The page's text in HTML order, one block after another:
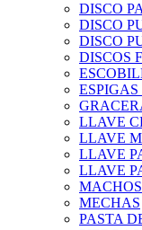
DISCO
DISCO
DISCO
DISCOS
LLAVE
LLAVE
LLAVE
LLAVE
MACHOS
MECHAS
PASTA